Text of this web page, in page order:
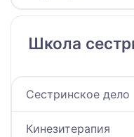
Школа
Сестринское дело
Кинезитерапия